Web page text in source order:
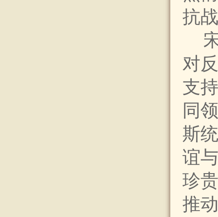
抗
对
支
同
斯
谊
珍
推